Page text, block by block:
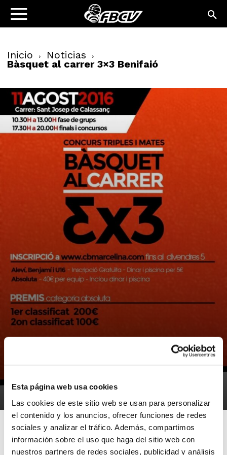
Esta página web usa cookies
Las cookies de este sitio web se usan para personalizar
el contenido y los anuncios, ofrecer funciones de redes
sociales y analizar el tráfico. Además, compartimos
información sobre el uso que haga del sitio web con
nuestros partners de redes sociales, publicidad y análisis
Inicio Noticias
Bàsquet al carrer 3×3 Benifaió
Bàsquet al carrer 3×3 Benifaió